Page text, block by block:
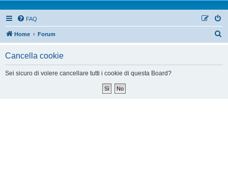
FAQ
Home Forum
Cancella cookie
Sei sicuro di volere cancellare tutti i cookie di questa Board?